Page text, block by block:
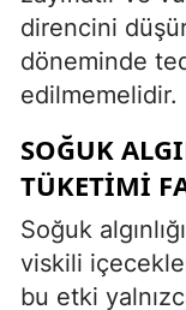
direncini
döneminde
edilmemelidir.
SOĞUK
TÜKETIMI
Soğuk
viskili
bu etki